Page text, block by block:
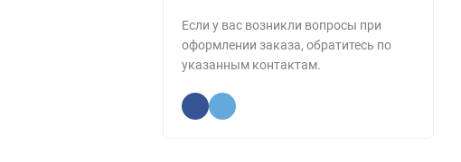
Если у вас возникли вопросы при
оформлении заказа, обратитесь по
указанным контактам.